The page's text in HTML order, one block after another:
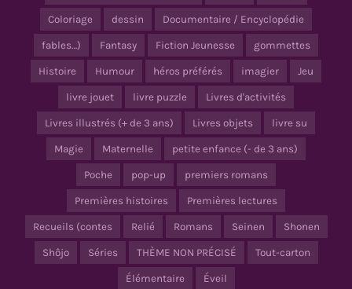
Coloriage dessin Documentaire / Encyclopédie
fables…) Fantasy Fiction Jeunesse gommettes
Histoire Humour héros préférés imagier Jeu
livre jouet livre puzzle Livres d'activités
Livres illustrés (+ de 3 ans) Livres objets livre su
Magie Maternelle petite enfance (- de 3 ans)
Poche pop-up premiers romans
Premières histoires Premières lectures
Recueils (contes Relié Romans Seinen Shonen
Shôjo Séries THÈME NON PRÉCISÉ Tout-carton
Élémentaire Éveil